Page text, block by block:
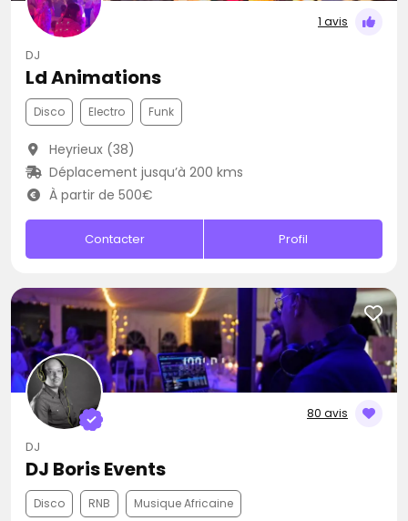
1 avis
DJ
Ld Animations
Disco Electro Funk
Heyrieux (38)
Déplacement jusqu’à 200 kms
À partir de 500€
Contacter Profil
80 avis
DJ
DJ Boris Events
Disco RNB Musique Africaine